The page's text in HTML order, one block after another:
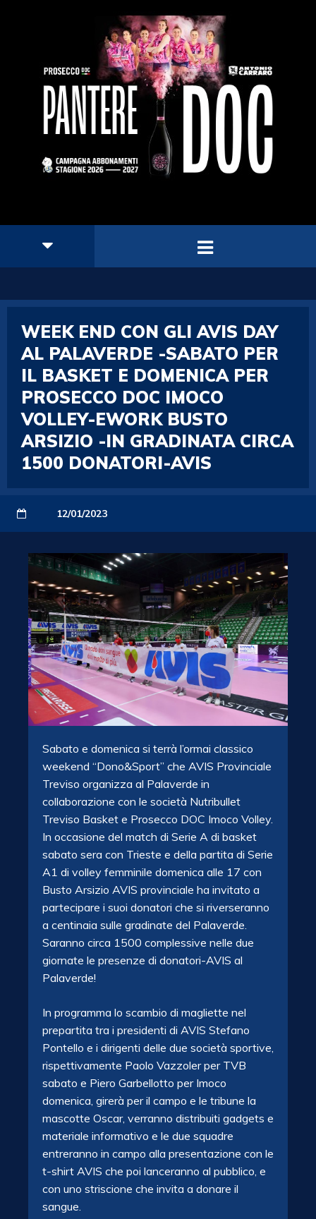
WEEK END CON GLI AVIS DAY
AL PALAVERDE -SABATO PER
IL BASKET E DOMENICA PER
PROSECCO DOC IMOCO
VOLLEY-EWORK BUSTO
ARSIZIO -IN GRADINATA CIRCA
1500 DONATORI-AVIS
12/01/2023
Sabato e domenica si terrà l’ormai classico
weekend “Dono&Sport” che AVIS Provinciale
Treviso organizza al Palaverde in
collaborazione con le società Nutribullet
Treviso Basket e Prosecco DOC Imoco Volley.
In occasione del match di Serie A di basket
sabato sera con Trieste e della partita di Serie
A1 di volley femminile domenica alle 17 con
Busto Arsizio AVIS provinciale ha invitato a
partecipare i suoi donatori che si riverseranno
a centinaia sulle gradinate del Palaverde.
Saranno circa 1500 complessive nelle due
giornate le presenze di donatori-AVIS al
Palaverde!
In programma lo scambio di magliette nel
prepartita tra i presidenti di AVIS Stefano
Pontello e i dirigenti delle due società sportive,
rispettivamente Paolo Vazzoler per TVB
sabato e Piero Garbellotto per Imoco
domenica, girerà per il campo e le tribune la
mascotte Oscar, verranno distribuiti gadgets e
materiale informativo e le due squadre
entreranno in campo alla presentazione con le
t-shirt AVIS che poi lanceranno al pubblico, e
con uno striscione che invita a donare il
sangue.